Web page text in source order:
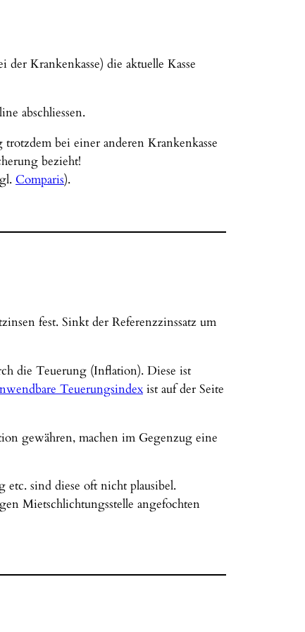
Krankenkasse) die aktuelle Kasse
abschliessen.
bei einer anderen Krankenkasse
bezieht!
Comparis).
fest. Sinkt der Referenzzinssatz um
die Teuerung (Inflation). Diese ist
Teuerungsindex ist auf der Seite
gewähren, machen im Gegenzug eine
etc. sind diese oft nicht plausibel.
Mietschlichtungsstelle angefochten